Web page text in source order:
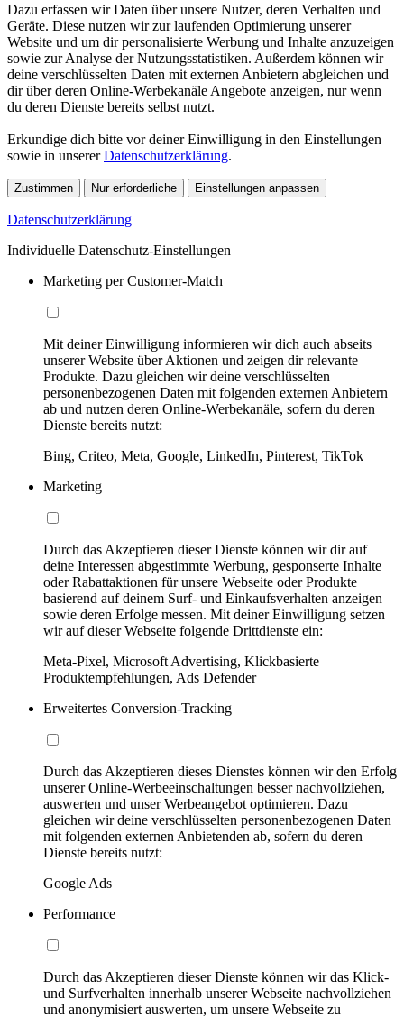
Dazu erfassen wir Daten über unsere Nutzer, deren Verhalten und
Geräte. Diese nutzen wir zur laufenden Optimierung unserer
Website und um dir personalisierte Werbung und Inhalte anzuzeigen
sowie zur Analyse der Nutzungsstatistiken. Außerdem können wir
deine verschlüsselten Daten mit externen Anbietern abgleichen und
dir über deren Online-Werbekanäle Angebote anzeigen, nur wenn
du deren Dienste bereits selbst nutzt.
Erkundige dich bitte vor deiner Einwilligung in den Einstellungen
sowie in unsererDatenschutzerklärung.
Zustimmen Nur erforderliche Einstellungen anpassen
Datenschutzerklärung
Individuelle Datenschutz-Einstellungen
Marketing per Customer-Match
Mit deiner Einwilligung informieren wir dich auch abseits
unserer Website über Aktionen und zeigen dir relevante
Produkte. Dazu gleichen wir deine verschlüsselten
personenbezogenen Daten mit folgenden externen Anbietern
ab und nutzen deren Online-Werbekanäle, sofern du deren
Dienste bereits nutzt:
Bing, Criteo, Meta, Google, LinkedIn, Pinterest, TikTok
Marketing
Durch das Akzeptieren dieser Dienste können wir dir auf
deine Interessen abgestimmte Werbung, gesponserte Inhalte
oder Rabattaktionen für unsere Webseite oder Produkte
basierend auf deinem Surf- und Einkaufsverhalten anzeigen
sowie deren Erfolge messen. Mit deiner Einwilligung setzen
wir auf dieser Webseite folgende Drittdienste ein:
Meta-Pixel, Microsoft Advertising, Klickbasierte
Produktempfehlungen, Ads Defender
Erweitertes Conversion-Tracking
Durch das Akzeptieren dieses Dienstes können wir den Erfolg
unserer Online-Werbeeinschaltungen besser nachvollziehen,
auswerten und unser Werbeangebot optimieren. Dazu
gleichen wir deine verschlüsselten personenbezogenen Daten
mit folgenden externen Anbietenden ab, sofern du deren
Dienste bereits nutzt:
Google Ads
Performance
Durch das Akzeptieren dieser Dienste können wir das Klick-
und Surfverhalten innerhalb unserer Webseite nachvollziehen
und anonymisiert auswerten, um unsere Webseite zu